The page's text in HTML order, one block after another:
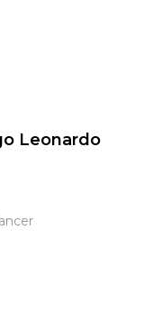
Leonardo